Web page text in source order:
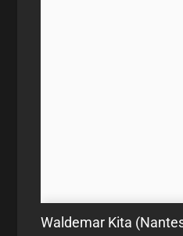
Waldemar Kita